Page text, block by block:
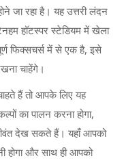
जा रहा है। यह उत्तरी लंदन
हॉटस्पर स्टेडियम में खेला
फिक्सचर्स में से एक है, इसे
चाहेंगे।
हैं तो आपके लिए यह
का पालन करना होगा,
देख सकते हैं। यहाँ आपको
होगा और साथ ही आपको